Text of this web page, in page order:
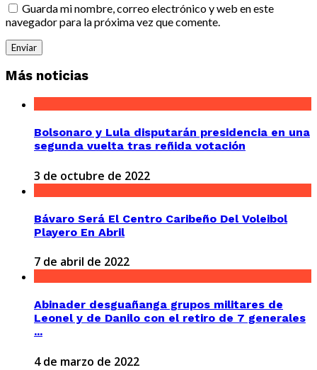
Guarda mi nombre, correo electrónico y web en este
navegador para la próxima vez que comente.
Más noticias
Bolsonaro y Lula disputarán presidencia en una
segunda vuelta tras reñida votación
3 de octubre de 2022
Bávaro Será El Centro Caribeño Del Voleibol
Playero En Abril
7 de abril de 2022
Abinader desguañanga grupos militares de
Leonel y de Danilo con el retiro de 7 generales
...
4 de marzo de 2022